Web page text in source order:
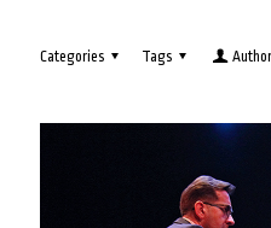
Categories Tags